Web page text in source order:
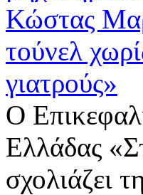
Κώστας
τούνελ
γιατρούς»
Ο
Ελλάδας
σχολιάζει